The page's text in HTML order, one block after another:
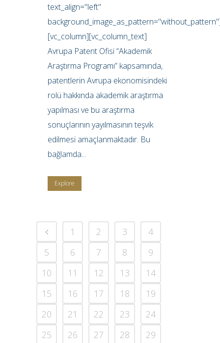
text_align="left"
[vc_column][vc_column_text]
Avrupa Patent Ofisi “Akademik
Araştırma Programı” kapsamında,
patentlerin Avrupa ekonomisindeki
rolü hakkında akademik araştırma
yapılması ve bu araştırma
sonuçlarının yayılmasının teşvik
edilmesi amaçlanmaktadır. Bu
bağlamda...
Explore
1 2 3
4
5
6 7 8
9
10
11 12 13
14
15
16 17 18
19
20
21 22 23
24
25
26 27 28
29